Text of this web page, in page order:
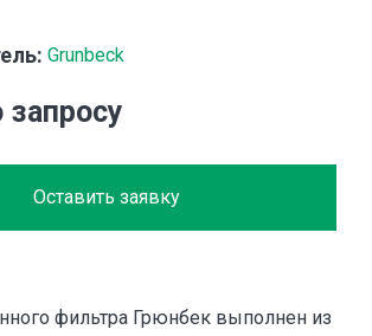
Grunbeck
запросу
Оставить заявку
фильтра Грюнбек выполнен из